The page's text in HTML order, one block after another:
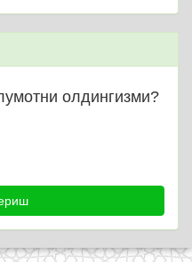
олдингизми?